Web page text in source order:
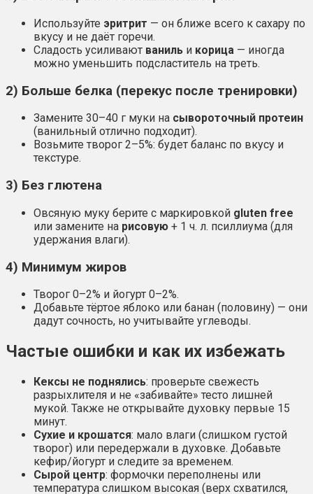
Используйте эритрит — он ближе всего к сахару по
вкусу и не даёт горечи.
Сладость усиливают ваниль и корица — иногда
можно уменьшить подсластитель на треть.
2) Больше белка (перекус после тренировки)
Замените 30–40 г муки на сывороточный протеин
(ванильный отлично подходит).
Возьмите творог 2–5%: будет баланс по вкусу и
текстуре.
3) Без глютена
Овсяную муку берите с маркировкой gluten free
или замените на рисовую + 1 ч. л. псиллиума (для
удержания влаги).
4) Минимум жиров
Творог 0–2% и йогурт 0–2%.
Добавьте тёртое яблоко или банан (половину) — они
дадут сочность, но учитывайте углеводы.
Частые ошибки и как их избежать
Кексы не поднялись: проверьте свежесть
разрыхлителя и не «забивайте» тесто лишней
мукой. Также не открывайте духовку первые 15
минут.
Сухие и крошатся: мало влаги (слишком густой
творог) или передержали в духовке. Добавьте
кефир/йогурт и следите за временем.
Сырой центр: формочки переполнены или
температура слишком высокая (верх схватился,